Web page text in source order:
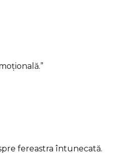
fereastra întunecată.